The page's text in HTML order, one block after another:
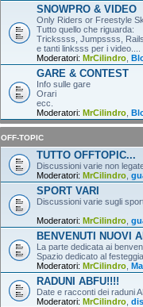
SNOWPRO & VIDEO
Only Riders or Freestyle
Tutto quello che riguarda:
Trickssss, Jumpssss,
e tanti linksss per i video....
Moderatori: MrCilindro
GARE & CONTEST
Info sulle gare
Orari
ecc.
Moderatori: MrCilindro
OFF-TOPIC
TUTTO OFFTOPIC...
Discussioni varie non
Moderatori: MrCilindro
SPORT VARI
Discussioni varie sugli
Moderatori: MrCilindro
BENVENUTI NUOVI
La parte dedicata ai
Spazio dedicato al
Moderatori: MrCilindro
RADUNI ABFU!!!!
Date e racconti dei raduni
Moderatori: MrCilindro